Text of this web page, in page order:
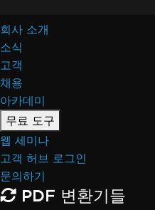
회사 소개
소식
고객
채용
아카데미
무료 도구
웹 세미나
고객 허브 로그인
문의하기
PDF 변환기들